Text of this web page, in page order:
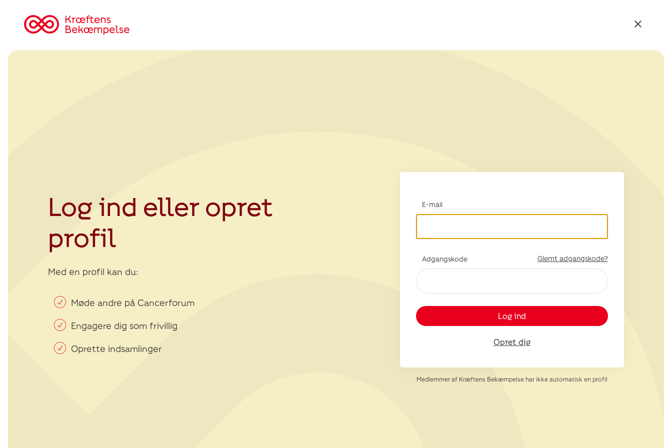
Tilbage
Kræftens
Log ind eller opret
profil
Med en profil kan du:
Møde andre på Cancerforum
Engagere dig som frivillig
Oprette indsamlinger
E-mail
Adgangskode Glemt adgangskode?
Log ind
Opret dig
Medlemmer af Kræftens Bekæmpelse har ikke automatisk en profil